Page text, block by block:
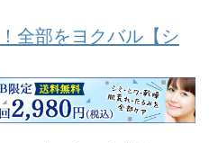
全部をヨクバル【シ